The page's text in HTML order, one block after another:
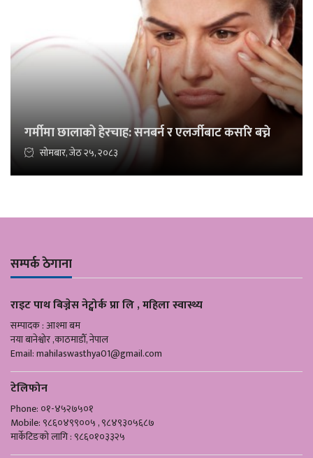
गर्मीमा छालाको हेरचाह: सनबर्न र एलर्जीबाट कसरि बच्ने
सोमबार, जेठ २५, २०८३
सम्पर्क ठेगाना
राइट पाथ बिज्नेस नेट्वोर्क प्रा लि , महिला स्वास्थ्य
सम्पादक : आश्मा बम
नया बानेश्वोर ,काठमाडौँ, नेपाल
Email:mahilaswasthya01@gmail.com
टेलिफोन
Phone: ०१-४५२७५०१
Mobile: ९८६०४९९००५ , ९८४९३०५६८७
मार्केटिङको लागि : ९८६०१०३३२५